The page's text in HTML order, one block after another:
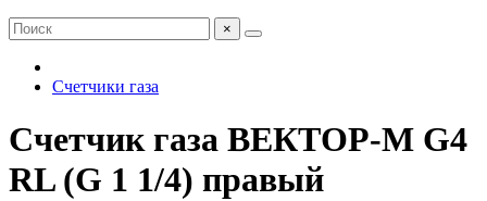
×
Счетчики газа
Счетчик газа ВЕКТОР-М G4
RL (G 1 1/4) правый